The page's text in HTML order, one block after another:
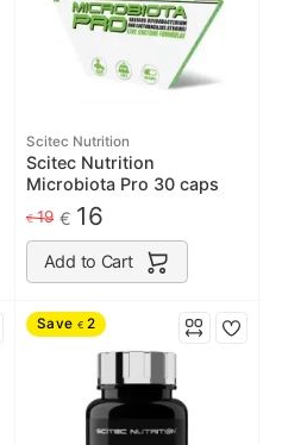
Scitec Nutrition
Scitec Nutrition
Microbiota Pro 30 caps
€19 € 16
Add to Cart
Save € 2